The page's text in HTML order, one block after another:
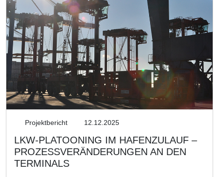
Projektbericht 12.12.2025
LKW-PLATOONING IM HAFENZULAUF –
PROZESSVERÄNDERUNGEN AN DEN
TERMINALS